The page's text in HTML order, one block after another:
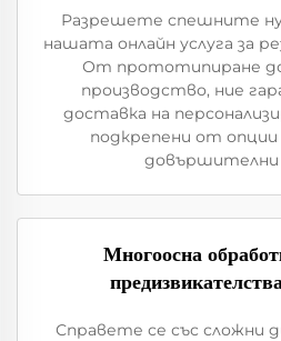
Разрешете спешните
нашата онлайн услуга за
От прототипиране
производство, ние
доставка на
подкрепени от опции
довършителни
Многоосна
Справете се със сложни